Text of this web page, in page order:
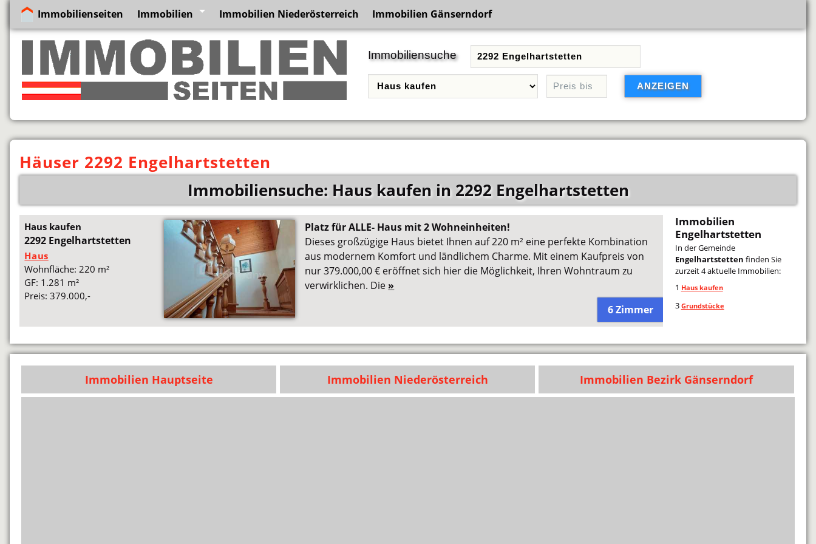
Immobilienseiten Immobilien Immobilien Niederösterreich Immobilien Gänserndorf
Immobiliensuche
Häuser 2292 Engelhartstetten
Immobiliensuche: Haus kaufen in 2292 Engelhartstetten
Haus kaufen
2292 Engelhartstetten
Haus
Wohnfläche: 220 m²
GF: 1.281 m²
Preis: 379.000,-
Platz für ALLE- Haus mit 2 Wohneinheiten!
Dieses großzügige Haus bietet Ihnen auf 220 m² eine perfekte Kombination
aus modernem Komfort und ländlichem Charme. Mit einem Kaufpreis von
nur 379.000,00 € eröffnet sich hier die Möglichkeit, Ihren Wohntraum zu
verwirklichen. Die »
6 Zimmer
Immobilien
Engelhartstetten
In der Gemeinde
Engelhartstetten finden Sie
zurzeit 4 aktuelle Immobilien:
1 Haus kaufen
3 Grundstücke
Immobilien Hauptseite Immobilien Niederösterreich Immobilien Bezirk Gänserndorf